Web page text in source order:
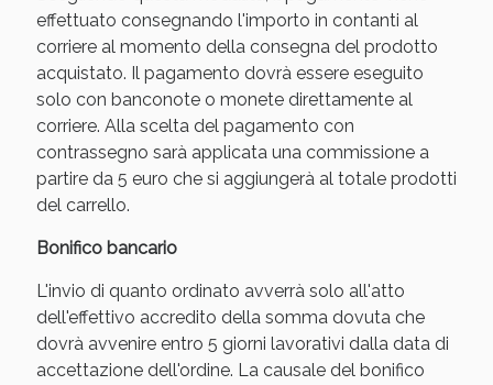
effettuato consegnando l'importo in contanti al
corriere al momento della consegna del prodotto
acquistato. Il pagamento dovrà essere eseguito
solo con banconote o monete direttamente al
corriere. Alla scelta del pagamento con
contrassegno sarà applicata una commissione a
partire da 5 euro che si aggiungerà al totale prodotti
del carrello.
Bonifico bancario
L'invio di quanto ordinato avverrà solo all'atto
dell'effettivo accredito della somma dovuta che
dovrà avvenire entro 5 giorni lavorativi dalla data di
accettazione dell'ordine. La causale del bonifico
Benessere Intestinale: Sconto fino al 55% valido
oggi!